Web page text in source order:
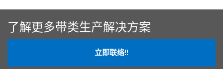
了解更多带类生产解决方案
立即联络!!